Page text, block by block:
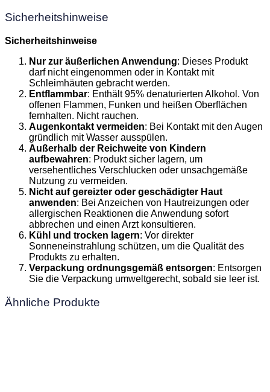
Sicherheitshinweise
Sicherheitshinweise
Nur zur äußerlichen Anwendung: Dieses Produkt
darf nicht eingenommen oder in Kontakt mit
Schleimhäuten gebracht werden.
Entflammbar: Enthält 95% denaturierten Alkohol. Von
offenen Flammen, Funken und heißen Oberflächen
fernhalten. Nicht rauchen.
Augenkontakt vermeiden: Bei Kontakt mit den Augen
gründlich mit Wasser ausspülen.
Außerhalb der Reichweite von Kindern
aufbewahren: Produkt sicher lagern, um
versehentliches Verschlucken oder unsachgemäße
Nutzung zu vermeiden.
Nicht auf gereizter oder geschädigter Haut
anwenden: Bei Anzeichen von Hautreizungen oder
allergischen Reaktionen die Anwendung sofort
abbrechen und einen Arzt konsultieren.
Kühl und trocken lagern: Vor direkter
Sonneneinstrahlung schützen, um die Qualität des
Produkts zu erhalten.
Verpackung ordnungsgemäß entsorgen: Entsorgen
Sie die Verpackung umweltgerecht, sobald sie leer ist.
Ähnliche Produkte